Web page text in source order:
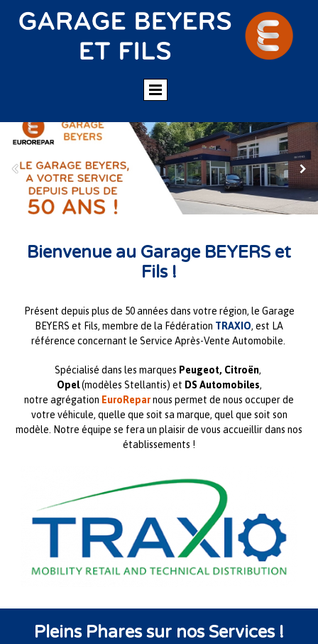
Bienvenue au Garage BEYERS et
Fils !
Présent depuis plus de 50 années dans votre région, le Garage
BEYERS et Fils, membre de la Fédération TRAXIO, est LA
référence concernant le Service Après-Vente Automobile.
Spécialisé dans les marques Peugeot, Citroën,
Opel(modèles Stellantis) et DS Automobiles,
notre agrégation EuroReparnous permet de nous occuper de
votre véhicule, quelle que soit sa marque, quel que soit son
modèle. Notre équipe se fera un plaisir de vous accueillir dans nos
établissements !
Pleins Phares sur nos Services !